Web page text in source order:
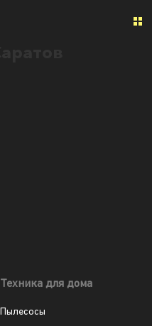
Техника для дома
Пылесосы